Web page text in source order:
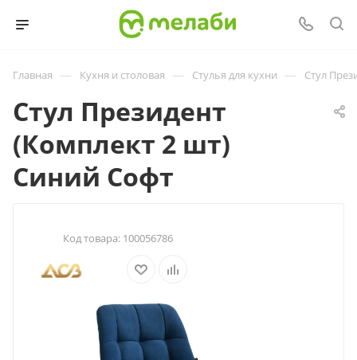
Главная — Кухня и столовая — Стулья для кухни — Стул
Стул Президент
(Комплект 2 шт)
Синий Софт
Код товара: 100056786